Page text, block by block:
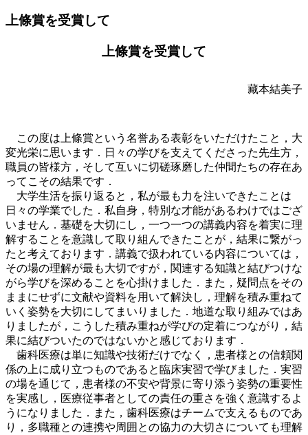
上條賞を受賞して
上條賞を受賞して
藏本結美子
この度は上條賞という名誉ある表彰をいただけたこと，大
変光栄に思います．日々の学びを支えてくださった先生方，
職員の皆様方，そして互いに切磋琢磨した仲間たちの存在あ
ってこその結果です．
大学生活を振り返ると，私が最も力を注いできたことは
日々の学業でした．私自身，特別な才能があるわけではござ
いません．基礎を大切にし，一つ一つの講義内容を着実に理
解することを意識して取り組んできたことが，結果に繋がっ
たと考えております．講義で扱われている内容については，
その場の理解が最も大切ですが，関連する知識と結びつけな
がら学びを深めることを心掛けました．また，疑問点をその
ままにせずに文献や資料を用いて解決し，理解を積み重ねて
いく姿勢を大切にしてまいりました．地道な取り組みではあ
りましたが，こうした積み重ねが学びの定着につながり，結
果に結びついたのではないかと感じております．
歯科医療は単に知識や技術だけでなく，患者様との信頼関
係の上に成り立つものであると臨床実習で学びました．実習
の場を通じて，患者様の不安や背景に寄り添う姿勢の重要性
を実感し，医療従事者としての責任の重さを強く意識するよ
うになりました．また，歯科医療はチームで支えるものであ
り，多職種との連携や周囲との協力の大切さについても理解